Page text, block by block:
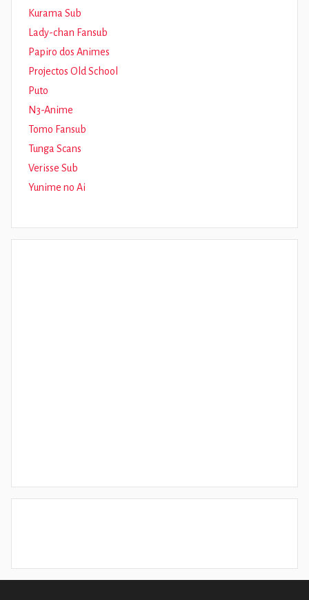
Kurama Sub
Lady-chan Fansub
Papiro dos Animes
Projectos Old School
Puto
N3-Anime
Tomo Fansub
Tunga Scans
Verisse Sub
Yunime no Ai